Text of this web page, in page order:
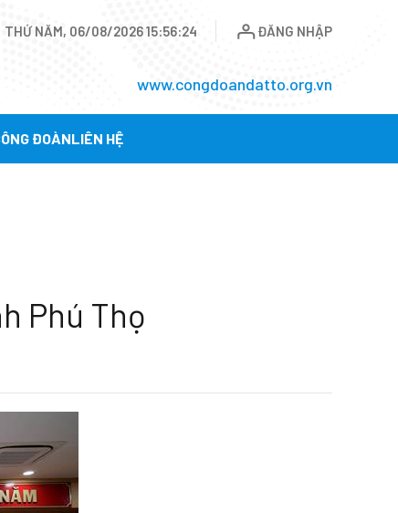
THỨ NĂM, 06/08/2026 15:56:25 ĐĂNG NHẬP
www.congdoandatto.org.vn
ĐOÀNLIÊN HỆ
Phú Thọ